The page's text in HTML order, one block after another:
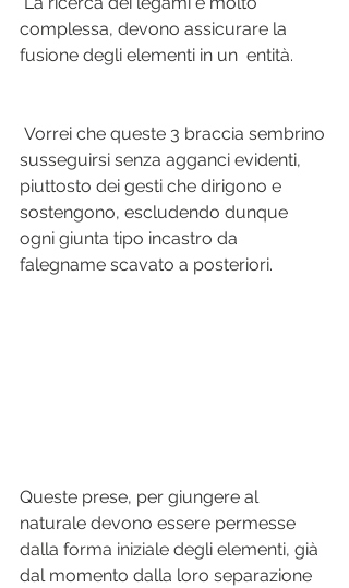
complessa, devono assicurare la
fusione degli elementi in un  entità.
susseguirsi senza agganci evidenti,
piuttosto dei gesti che dirigono e
sostengono, escludendo dunque
ogni giunta tipo incastro da
falegname scavato a posteriori.
Queste prese, per giungere al
naturale devono essere permesse
dalla forma iniziale degli elementi, già
dal momento dalla loro separazione